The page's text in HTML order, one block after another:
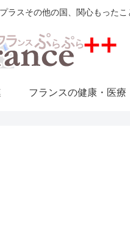
ラスその他の国、関心もった
フランスの健康・医療